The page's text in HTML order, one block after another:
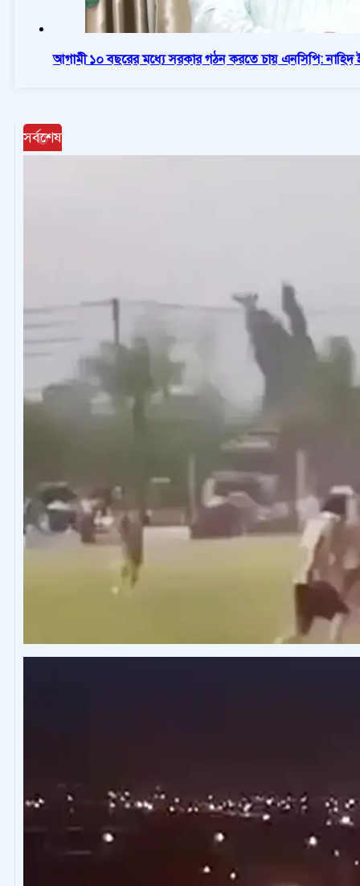
আগামী ১০ বছরের মধ্যে সরকার গঠন করতে চায় এনসিপি: নাহিদ
সর্বশেষ